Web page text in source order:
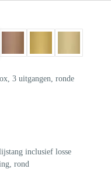
3 uitgangen, ronde
inclusief losse
rond